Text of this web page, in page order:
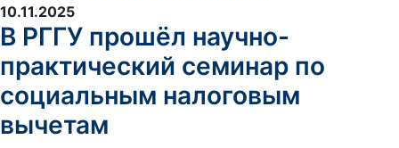
10.11.2025
В РГГУ прошёл научно-
практический семинар по
социальным налоговым
вычетам